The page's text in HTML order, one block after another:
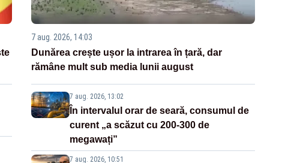
7 aug. 2026, 14:03
Dunărea crește ușor la intrarea în țară, dar
rămâne mult sub media lunii august
7 aug. 2026, 13:02
În intervalul orar de seară, consumul de
curent „a scăzut cu 200-300 de
megawați”
7 aug. 2026, 10:51